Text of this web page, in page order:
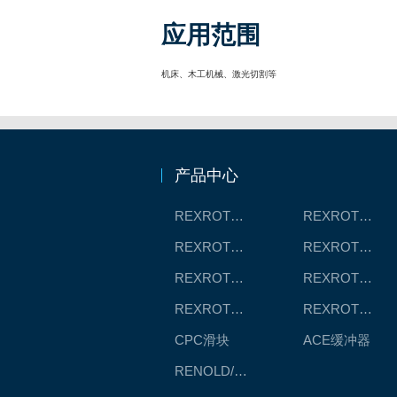
应用范围
机床、木工机械、激光切割等
产品中心
REXROTH工厂解决方案 REXROTH/力士乐线性产品
REXROTH丝杠螺母 REXROTH直线模组
REXROTH测量系统IMS REXROTH/力士乐电动缸
REXROTH/力士乐油压 REXROTH/力士乐伺服驱动
CPC滑块 ACE缓冲器
RENOLD/雷诺德工业链条